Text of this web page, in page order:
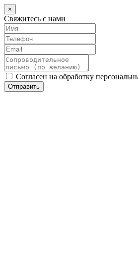
×
Свяжитесь с нами
Согласен на обработку
Отправить